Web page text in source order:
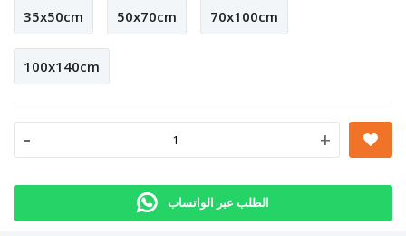
35x50cm 50x70cm 70x100cm
100x140cm
- +
الطلب عبر الواتساب